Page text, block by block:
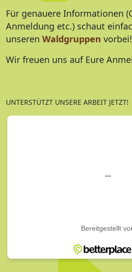
Für genauere Informationen
Anmeldung etc.) schaut
unseren Waldgruppen vorbei!
Wir freuen uns auf Eure
UNTERSTÜTZT UNSERE ARBEIT JETZT!